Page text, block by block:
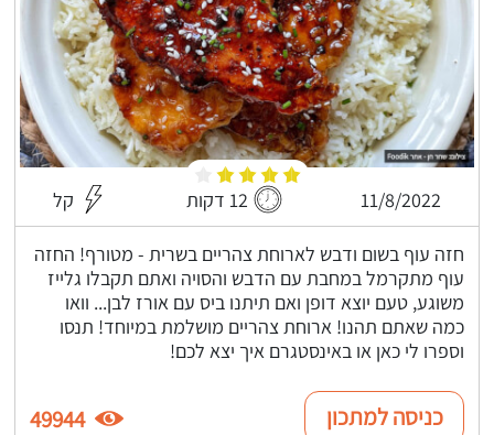
11/8/2022 12 דקות קל
חזה עוף בשום ודבש לארוחת צהריים בשרית - מטורף! החזה
עוף מתקרמל במחבת עם הדבש והסויה ואתם תקבלו גלייז
משוגע, טעם יוצא דופן ואם תיתנו ביס עם אורז לבן... וואו
כמה שאתם תהנו! ארוחת צהריים מושלמת במיוחד! תנסו
וספרו לי כאן או באינסטגרם איך יצא לכם!
כניסה למתכון 49944